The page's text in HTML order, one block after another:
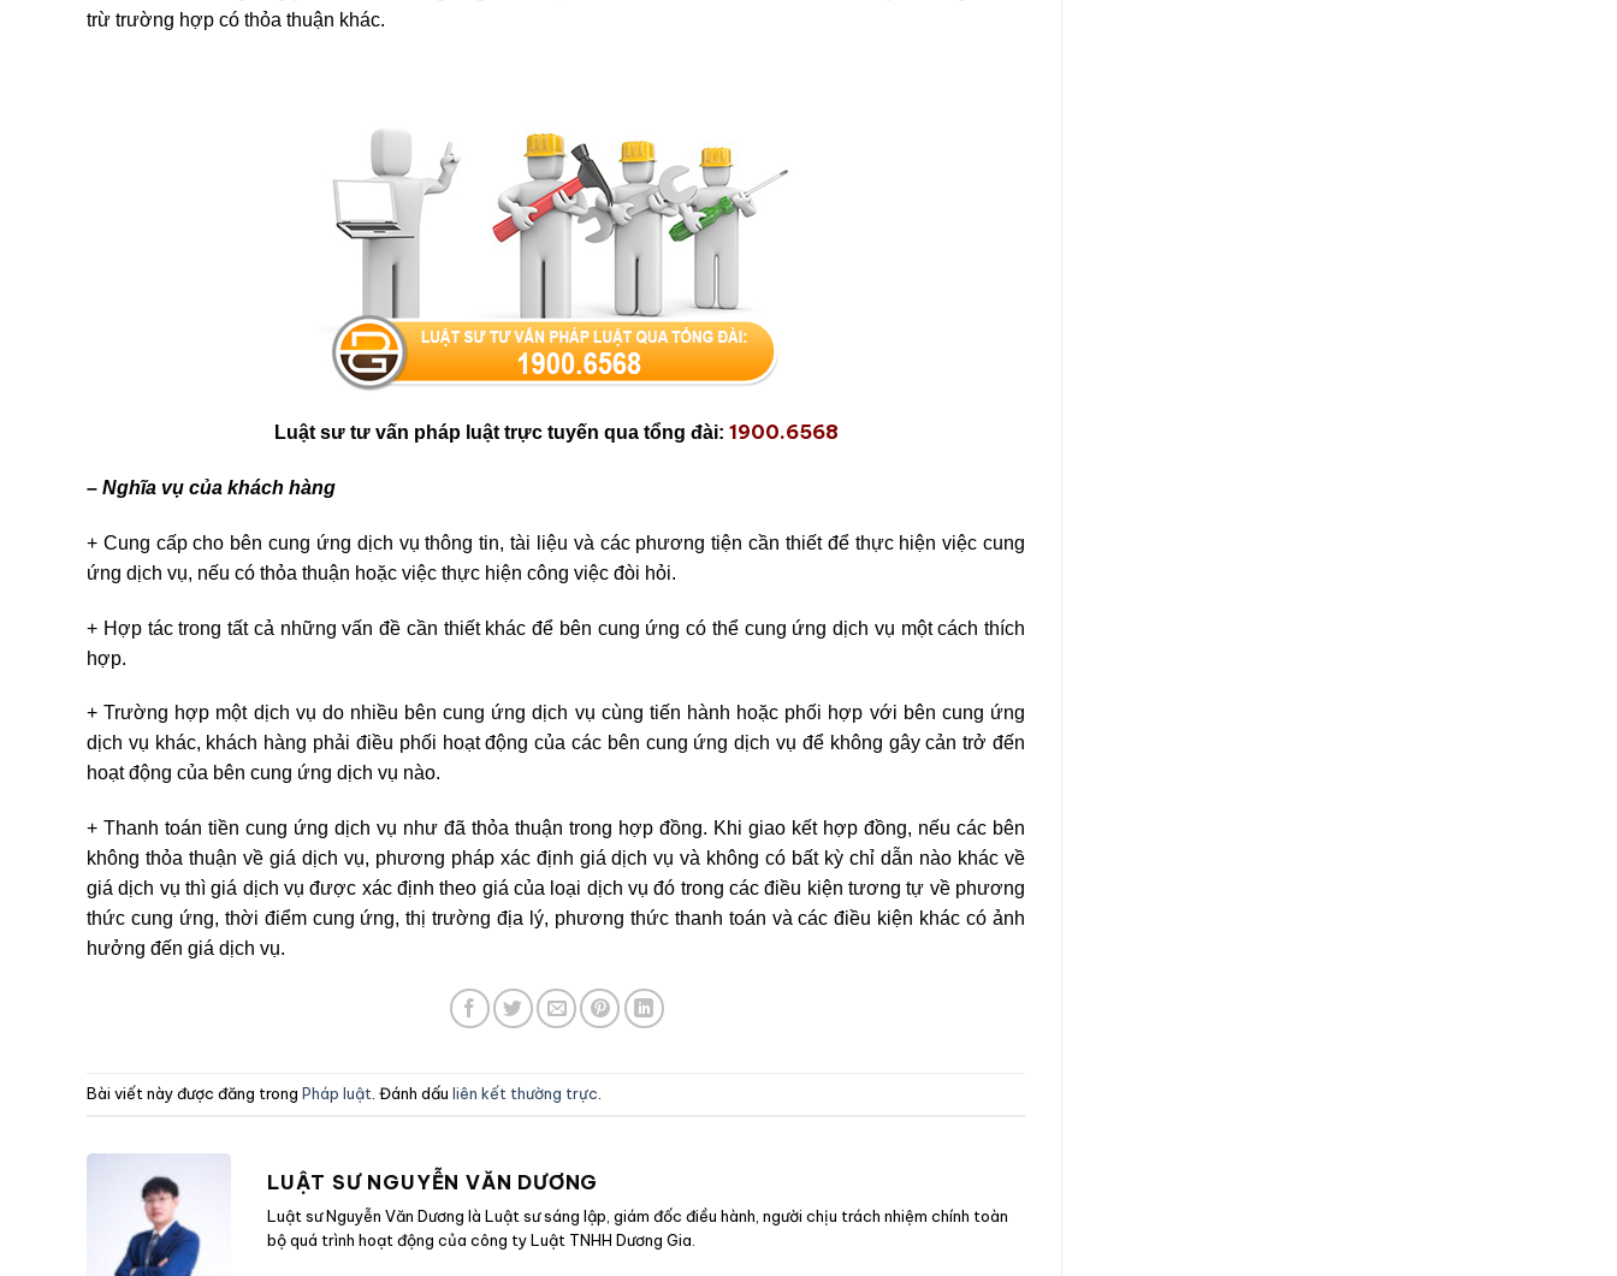
trừ trường hợp có thỏa thuận khác.
Luật sư tư vấn pháp luật trực tuyến qua tổng đài: 1900.6568
– Nghĩa vụ của khách hàng
+ Cung cấp cho bên cung ứng dịch vụ thông tin, tài liệu và các phương tiện cần thiết để thực hiện việc cung
ứng dịch vụ, nếu có thỏa thuận hoặc việc thực hiện công việc đòi hỏi.
+ Hợp tác trong tất cả những vấn đề cần thiết khác để bên cung ứng có thể cung ứng dịch vụ một cách thích
hợp.
+ Trường hợp một dịch vụ do nhiều bên cung ứng dịch vụ cùng tiến hành hoặc phối hợp với bên cung ứng
dịch vụ khác, khách hàng phải điều phối hoạt động của các bên cung ứng dịch vụ để không gây cản trở đến
hoạt động của bên cung ứng dịch vụ nào.
+ Thanh toán tiền cung ứng dịch vụ như đã thỏa thuận trong hợp đồng. Khi giao kết hợp đồng, nếu các bên
không thỏa thuận về giá dịch vụ, phương pháp xác định giá dịch vụ và không có bất kỳ chỉ dẫn nào khác về
giá dịch vụ thì giá dịch vụ được xác định theo giá của loại dịch vụ đó trong các điều kiện tương tự về phương
thức cung ứng, thời điểm cung ứng, thị trường địa lý, phương thức thanh toán và các điều kiện khác có ảnh
hưởng đến giá dịch vụ.
Bài viết này được đăng trong Pháp luật. Đánh dấu liên kết thường trực.
LUẬT SƯ NGUYỄN VĂN DƯƠNG
Luật sư Nguyễn Văn Dương là Luật sư sáng lập, giám đốc điều hành, người chịu trách nhiệm chính toàn
bộ quá trình hoạt động của công ty Luật TNHH Dương Gia.